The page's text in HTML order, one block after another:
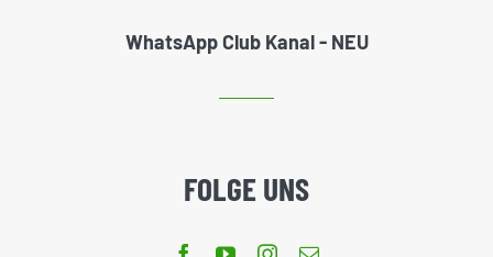
WhatsApp Club Kanal - NEU
FOLGE UNS